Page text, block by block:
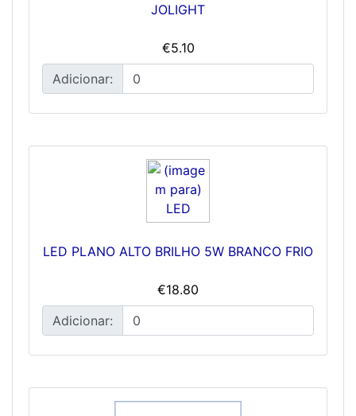
JOLIGHT
€5.10
Adicionar:
LED PLANO ALTO BRILHO 5W BRANCO FRIO
€18.80
Adicionar: